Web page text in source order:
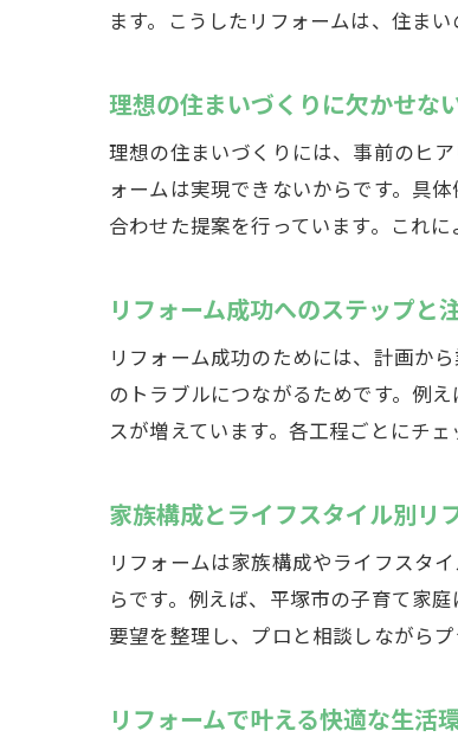
ます。こうしたリフォームは、住ま
理想の住まいづくりに欠かせな
理想の住まいづくりには、事前のヒ
ォームは実現できないからです。具
合わせた提案を行っています。これ
リフォーム成功へのステップと
リフォーム成功のためには、計画か
のトラブルにつながるためです。例
スが増えています。各工程ごとにチ
家族構成とライフスタイル別リ
リフォームは家族構成やライフスタ
らです。例えば、平塚市の子育て家
要望を整理し、プロと相談しながら
リフォームで叶える快適な生活